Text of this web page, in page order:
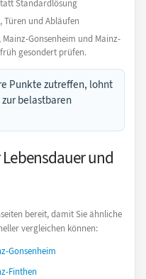
Standardlösung
Türen und Abläufen
Gonsenheim und Mainz-
gesondert prüfen.
Punkte zutreffen, lohnt
belastbaren
und
bereit, damit Sie ähnliche
vergleichen können:
Gonsenheim
Finthen